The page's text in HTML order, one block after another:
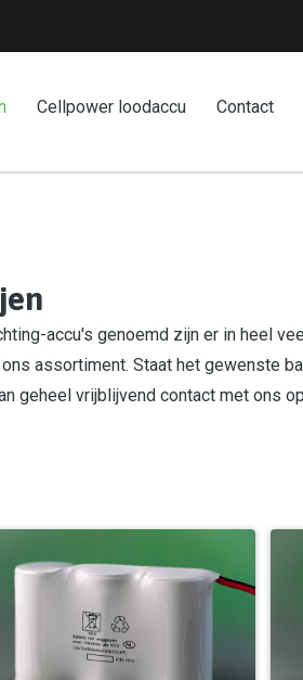
Cellpower loodaccu Contact
accu's genoemd zijn er in heel
assortiment. Staat het gewenste
geheel vrijblijvend contact met ons